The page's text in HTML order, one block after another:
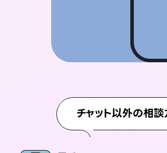
チャット以外の相